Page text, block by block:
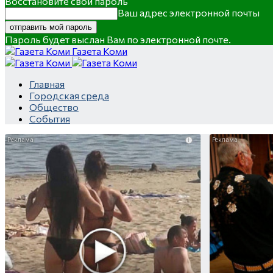
Ваш адрес электронной почты
Пароль будет выслан Вам по электронной почте.
Газета Коми
Главная
Городская среда
Общество
События
i